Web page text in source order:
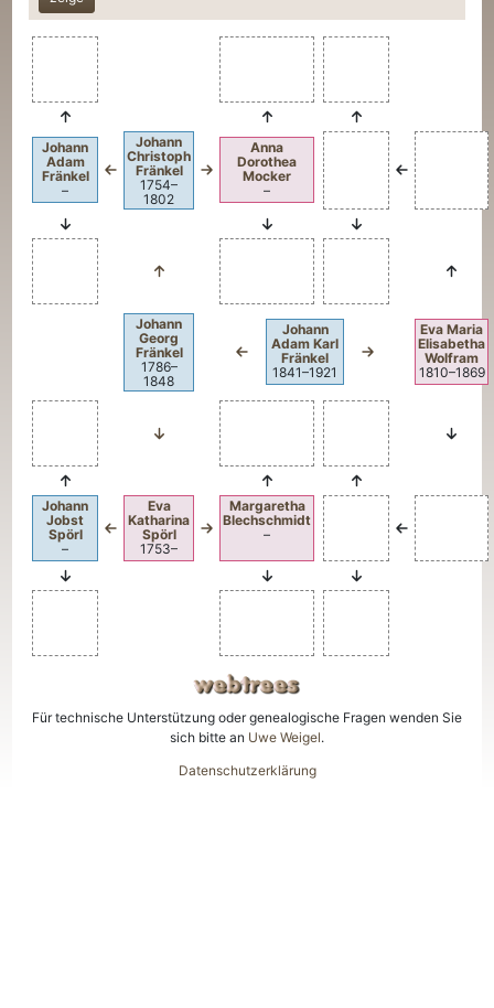
Johann
Adam
Fränkel
–
Johann
Christoph
Fränkel
1754–
1802
Anna
Dorothea
Mocker
–
Johann
Georg
Fränkel
1786–
1848
Johann
Adam Karl
Fränkel
1841–1921
Eva Maria
Elisabetha
Wolfram
1810–1869
Johann
Jobst
Spörl
–
Eva
Katharina
Spörl
1753–
Margaretha
Blechschmidt
–
Für technische Unterstützung oder genealogische Fragen wenden Sie
sich bitte an Uwe Weigel.
Datenschutzerklärung